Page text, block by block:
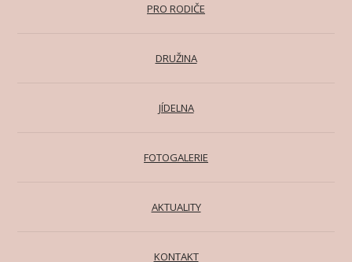
PRO RODIČE
DRUŽINA
JÍDELNA
FOTOGALERIE
AKTUALITY
KONTAKT